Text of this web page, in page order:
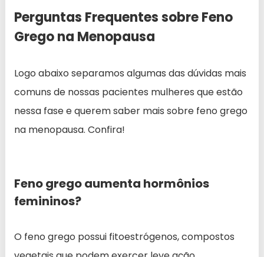
Perguntas Frequentes sobre Feno
Grego na Menopausa
Logo abaixo separamos algumas das dúvidas mais
comuns de nossas pacientes mulheres que estão
nessa fase e querem saber mais sobre feno grego
na menopausa. Confira!
Feno grego aumenta hormônios
femininos?
O feno grego possui fitoestrógenos, compostos